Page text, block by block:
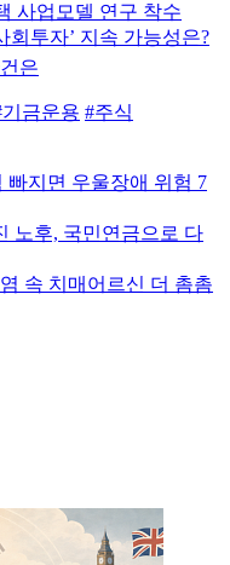
사업모델 연구 착수
회투자’ 지속 가능성은?
은
기금운용 #주식
빠지면 우울장애 위험 7
노후, 국민연금으로 다
속 치매어르신 더 촘촘